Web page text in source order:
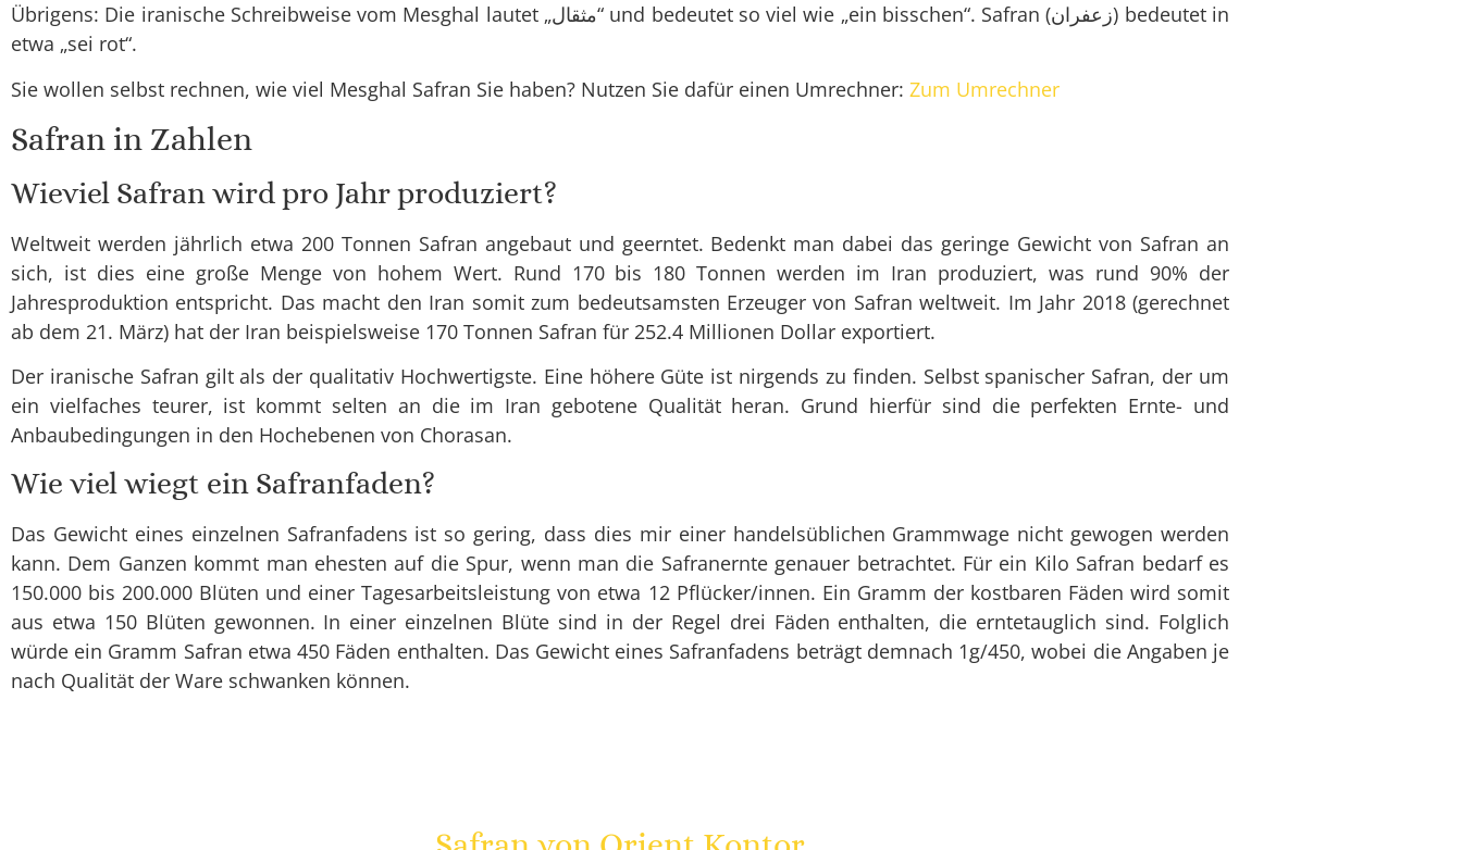
Übrigens: Die iranische Schreibweise vom Mesghal lautet „مثقال“ und bedeutet so viel wie „ein bisschen“. Safran (زعفران) bedeutet in
etwa „sei rot“.
Sie wollen selbst rechnen, wie viel Mesghal Safran Sie haben? Nutzen Sie dafür einen Umrechner: Zum Umrechner
Safran in Zahlen
Wieviel Safran wird pro Jahr produziert?
Weltweit werden jährlich etwa 200 Tonnen Safran angebaut und geerntet. Bedenkt man dabei das geringe Gewicht von Safran an
sich, ist dies eine große Menge von hohem Wert. Rund 170 bis 180 Tonnen werden im Iran produziert, was rund 90% der
Jahresproduktion entspricht. Das macht den Iran somit zum bedeutsamsten Erzeuger von Safran weltweit. Im Jahr 2018 (gerechnet
ab dem 21. März) hat der Iran beispielsweise 170 Tonnen Safran für 252.4 Millionen Dollar exportiert.
Der iranische Safran gilt als der qualitativ Hochwertigste. Eine höhere Güte ist nirgends zu finden. Selbst spanischer Safran, der um
ein vielfaches teurer, ist kommt selten an die im Iran gebotene Qualität heran. Grund hierfür sind die perfekten Ernte- und
Anbaubedingungen in den Hochebenen von Chorasan.
Wie viel wiegt ein Safranfaden?
Das Gewicht eines einzelnen Safranfadens ist so gering, dass dies mir einer handelsüblichen Grammwage nicht gewogen werden
kann. Dem Ganzen kommt man ehesten auf die Spur, wenn man die Safranernte genauer betrachtet. Für ein Kilo Safran bedarf es
150.000 bis 200.000 Blüten und einer Tagesarbeitsleistung von etwa 12 Pflücker/innen. Ein Gramm der kostbaren Fäden wird somit
aus etwa 150 Blüten gewonnen. In einer einzelnen Blüte sind in der Regel drei Fäden enthalten, die erntetauglich sind. Folglich
würde ein Gramm Safran etwa 450 Fäden enthalten. Das Gewicht eines Safranfadens beträgt demnach 1g/450, wobei die Angaben je
nach Qualität der Ware schwanken können.